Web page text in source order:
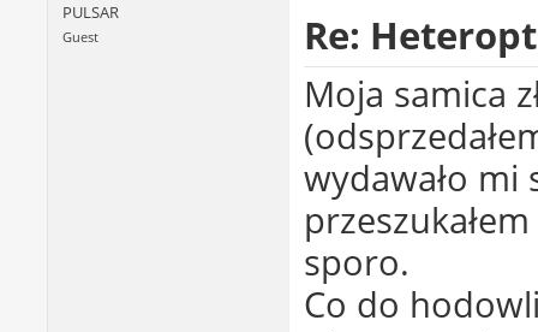
PULSAR
Guest Re:
Moja samica
wydawało mi
sporo.
Co do